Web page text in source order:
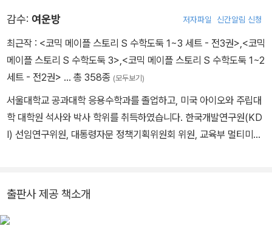
감수: 여운방 저자파일 신간알림 신청
최근작 : <코믹 메이플 스토리 S 수학도둑 1~3 세트 - 전3권>,<코믹
메이플 스토리 S 수학도둑 3>,<코믹 메이플 스토리 S 수학도둑 1~2
세트 - 전2권> … 총 358종 (모두보기)
서울대학교 공과대학 응용수학과를 졸업하고, 미국 아이오와 주립대
학 대학원 석사와 박사 학위를 취득하였습니다. 한국개발연구원(KD
I) 선임연구위원, 대통령자문 정책기획위원회 위원, 교육부 멀티미디
력 수학퀴즈> <메이플 매쓰> <수학도둑 수학동화>의 수학 콘텐츠
를 집필했습니다.
출판사 제공 책소개